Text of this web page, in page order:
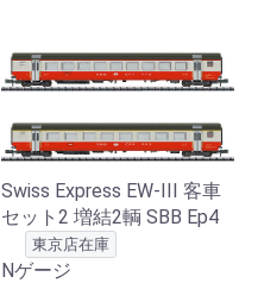
Swiss Express EW-III 客車
セット2 増結2輌 SBB Ep4
東京店在庫
Nゲージ